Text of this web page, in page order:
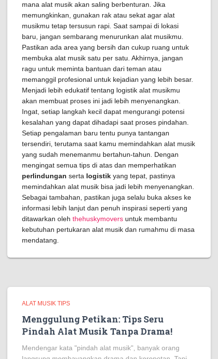
mana alat musik akan saling berbenturan. Jika
memungkinkan, gunakan rak atau sekat agar alat
musikmu tetap tersusun rapi. Saat sampai di lokasi
baru, jangan sembarang menurunkan alat musikmu.
Pastikan ada area yang bersih dan cukup ruang untuk
membuka alat musik satu per satu. Akhirnya, jangan
ragu untuk meminta bantuan dari teman atau
memanggil profesional untuk kejadian yang lebih besar.
Menjadi lebih edukatif tentang logistik alat musikmu
akan membuat proses ini jadi lebih menyenangkan.
Ingat, setiap langkah kecil dapat mengurangi potensi
kesalahan yang dapat dihadapi saat proses pindahan.
Setiap pengalaman baru tentu punya tantangan
tersendiri, terutama saat kamu memindahkan alat musik
yang sudah menemanmu bertahun-tahun. Dengan
mengingat semua tips di atas dan memperhatikan
perlindungan serta logistik yang tepat, pastinya
memindahkan alat musik bisa jadi lebih menyenangkan.
Sebagai tambahan, pastikan juga selalu buka akses ke
informasi lebih lanjut dan penuh inspirasi seperti yang
ditawarkan oleh thehuskymovers untuk membantu
kebutuhan pertukaran alat musik dan rumahmu di masa
mendatang.
ALAT MUSIK TIPS
Menggulung Petikan: Tips Seru
Pindah Alat Musik Tanpa Drama!
Mendengar kata "pindah alat musik", banyak orang